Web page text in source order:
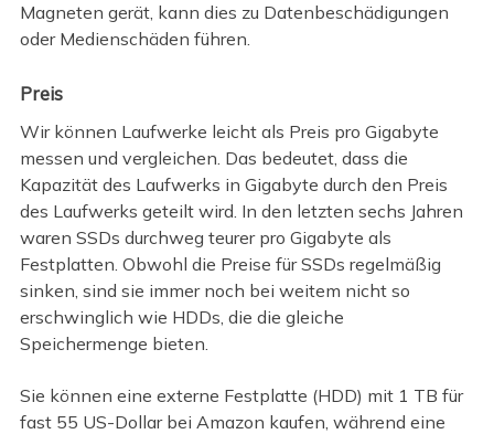
Magneten gerät, kann dies zu Datenbeschädigungen
oder Medienschäden führen.
Preis
Wir können Laufwerke leicht als Preis pro Gigabyte
messen und vergleichen. Das bedeutet, dass die
Kapazität des Laufwerks in Gigabyte durch den Preis
des Laufwerks geteilt wird. In den letzten sechs Jahren
waren SSDs durchweg teurer pro Gigabyte als
Festplatten. Obwohl die Preise für SSDs regelmäßig
sinken, sind sie immer noch bei weitem nicht so
erschwinglich wie HDDs, die die gleiche
Speichermenge bieten.
Sie können eine externe Festplatte (HDD) mit 1 TB für
fast 55 US-Dollar bei Amazon kaufen, während eine